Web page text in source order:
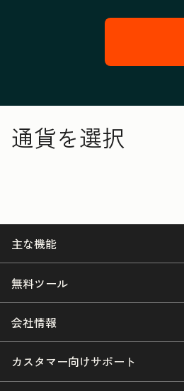
通貨を選択
主な機能
無料ツール
会社情報
カスタマー向けサポート